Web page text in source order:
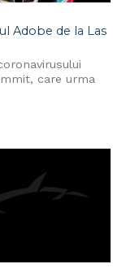
Adobe de la Las
care urma